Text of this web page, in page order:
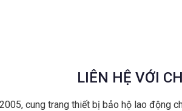
LIÊN HỆ VỚI
cung trang thiết bị bảo hộ lao động